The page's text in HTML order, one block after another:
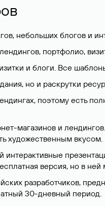
небольших блогов и
портфолио,
и блоги. Все
но и раскрутки
поэтому есть
магазинов и
художественным вкусом.
интерактивные
версия, но в
разработчиков,
30-дневный период.